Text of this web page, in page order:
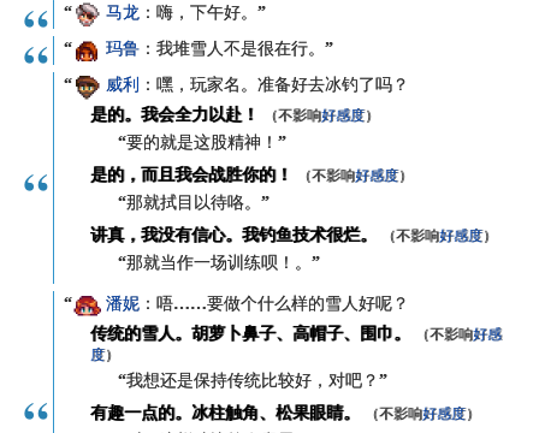
“
马龙 ：嗨，下午好。”
“
玛鲁 ：我堆雪人不是很在行。”
“
威利 ：嘿， 玩家名 。准备好去冰钓了吗？
是的。我会全力以赴！
（不影响好感度）
“要的就是这股精神！”
是的，而且我会战胜你的！
（不影响好感度）
“那就拭目以待咯。”
讲真，我没有信心。我钓鱼技术很烂。
（不影响好感度）
“那就当作一场训练呗！。”
“ 潘妮 ：唔……要做个什么样的雪人好呢？
传统的雪人。胡萝卜鼻子、高帽子、围巾。
（不影响好感
度）
“我想还是保持传统比较好，对吧？”
有趣一点的。冰柱触角、松果眼睛。
（不影响好感度）